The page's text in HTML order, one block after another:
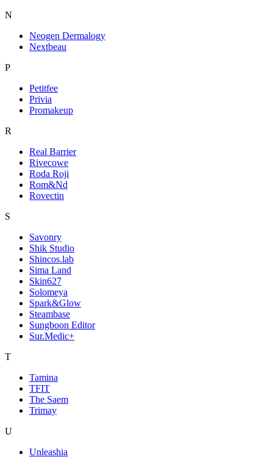
N
Neogen Dermalogy
Nextbeau
P
Petitfee
Privia
Promakeup
R
Real Barrier
Rivecowe
Roda Roji
Rom&Nd
Rovectin
S
Savonry
Shik Studio
Shincos.lab
Sima Land
Skin627
Solomeya
Spark&Glow
Steambase
Sungboon Editor
Sur.Medic+
T
Tamina
TFIT
The Saem
Trimay
U
Unleashia